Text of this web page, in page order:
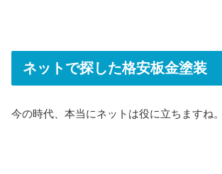
ネットで探した格安板金塗装
今の時代、本当にネットは役に立ちますね。